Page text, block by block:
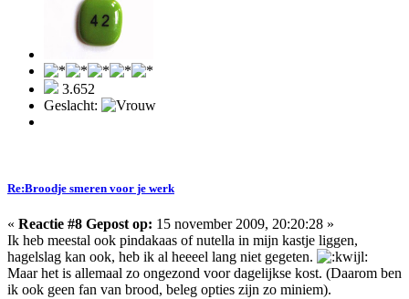
3.652
Geslacht:
Re:Broodje smeren voor je werk
« Reactie #8 Gepost op: 15 november 2009, 20:20:28 »
Ik heb meestal ook pindakaas of nutella in mijn kastje liggen,
hagelslag kan ook, heb ik al heeeel lang niet gegeten.
Maar het is allemaal zo ongezond voor dagelijkse kost. (Daarom ben
ik ook geen fan van brood, beleg opties zijn zo miniem).